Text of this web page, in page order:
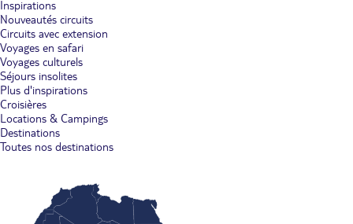
Inspirations
Nouveautés circuits
Circuits avec extension
Voyages en safari
Voyages culturels
Séjours insolites
Plus d'inspirations
Croisières
Locations & Campings
Destinations
Toutes nos destinations